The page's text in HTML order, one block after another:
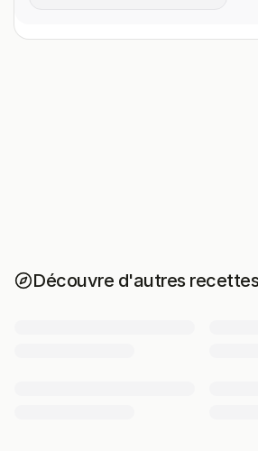
Découvre d'autres recettes